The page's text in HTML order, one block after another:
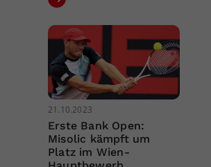
21.10.2023
Erste Bank Open:
Misolic kämpft um
Platz im Wien-